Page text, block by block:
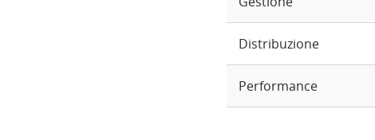
Distribuzione
Performance